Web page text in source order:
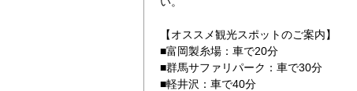
【オススメ観光スポットのご案内】
■富岡製糸場：車で20分
■群馬サファリパーク：車で30分
■軽井沢：車で40分